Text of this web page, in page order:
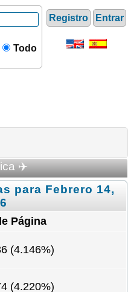
Registro Entrar
Todo
✈️
para Febrero 14,
Página
(4.146%)
(4.220%)